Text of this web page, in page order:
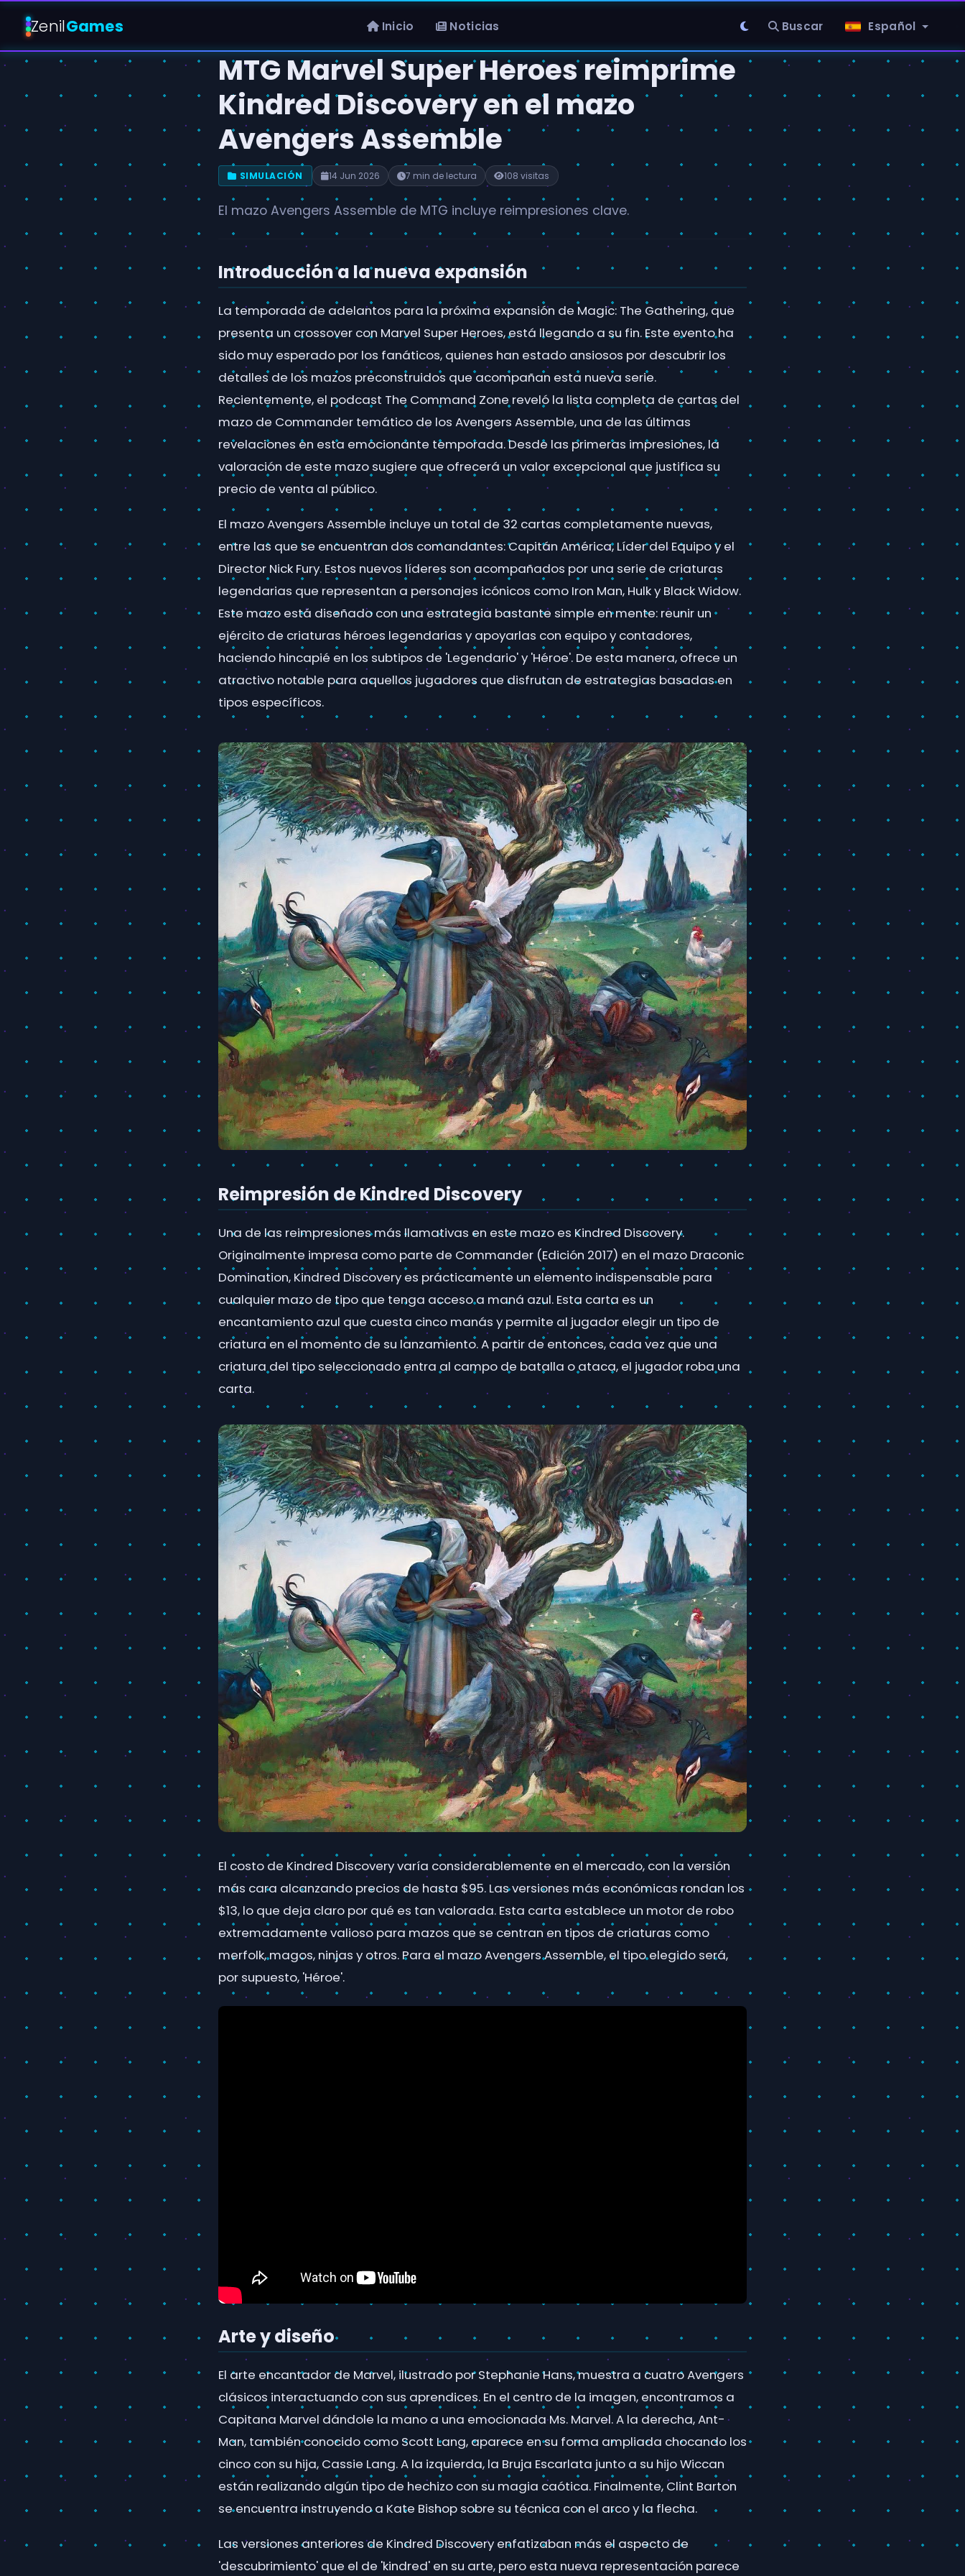
ZenilGames Inicio Noticias Buscar Español
MTG Marvel Super Heroes reimprime
Kindred Discovery en el mazo
Avengers Assemble
SIMULACIÓN 14 Jun 2026 7 min de lectura 108 visitas
El mazo Avengers Assemble de MTG incluye reimpresiones clave.
Introducción a la nueva expansión
La temporada de adelantos para la próxima expansión de Magic: The Gathering, que
presenta un crossover con Marvel Super Heroes, está llegando a su fin. Este evento ha
sido muy esperado por los fanáticos, quienes han estado ansiosos por descubrir los
detalles de los mazos preconstruidos que acompañan esta nueva serie.
Recientemente, el podcast The Command Zone reveló la lista completa de cartas del
mazo de Commander temático de los Avengers Assemble, una de las últimas
revelaciones en esta emocionante temporada. Desde las primeras impresiones, la
valoración de este mazo sugiere que ofrecerá un valor excepcional que justifica su
precio de venta al público.
El mazo Avengers Assemble incluye un total de 32 cartas completamente nuevas,
entre las que se encuentran dos comandantes: Capitán América, Líder del Equipo y el
Director Nick Fury. Estos nuevos líderes son acompañados por una serie de criaturas
legendarias que representan a personajes icónicos como Iron Man, Hulk y Black Widow.
Este mazo está diseñado con una estrategia bastante simple en mente: reunir un
ejército de criaturas héroes legendarias y apoyarlas con equipo y contadores,
haciendo hincapié en los subtipos de 'Legendario' y 'Héroe'. De esta manera, ofrece un
atractivo notable para aquellos jugadores que disfrutan de estrategias basadas en
tipos específicos.
Reimpresión de Kindred Discovery
Una de las reimpresiones más llamativas en este mazo es Kindred Discovery.
Originalmente impresa como parte de Commander (Edición 2017) en el mazo Draconic
Domination, Kindred Discovery es prácticamente un elemento indispensable para
cualquier mazo de tipo que tenga acceso a maná azul. Esta carta es un
encantamiento azul que cuesta cinco manás y permite al jugador elegir un tipo de
criatura en el momento de su lanzamiento. A partir de entonces, cada vez que una
criatura del tipo seleccionado entra al campo de batalla o ataca, el jugador roba una
carta.
El costo de Kindred Discovery varía considerablemente en el mercado, con la versión
más cara alcanzando precios de hasta $95. Las versiones más económicas rondan los
$13, lo que deja claro por qué es tan valorada. Esta carta establece un motor de robo
extremadamente valioso para mazos que se centran en tipos de criaturas como
merfolk, magos, ninjas y otros. Para el mazo Avengers Assemble, el tipo elegido será,
por supuesto, 'Héroe'.
Arte y diseño
El arte encantador de Marvel, ilustrado por Stephanie Hans, muestra a cuatro Avengers
clásicos interactuando con sus aprendices. En el centro de la imagen, encontramos a
Capitana Marvel dándole la mano a una emocionada Ms. Marvel. A la derecha, Ant-
Man, también conocido como Scott Lang, aparece en su forma ampliada chocando los
cinco con su hija, Cassie Lang. A la izquierda, la Bruja Escarlata junto a su hijo Wiccan
están realizando algún tipo de hechizo con su magia caótica. Finalmente, Clint Barton
se encuentra instruyendo a Kate Bishop sobre su técnica con el arco y la flecha.
Las versiones anteriores de Kindred Discovery enfatizaban más el aspecto de
'descubrimiento' que el de 'kindred' en su arte, pero esta nueva representación parece